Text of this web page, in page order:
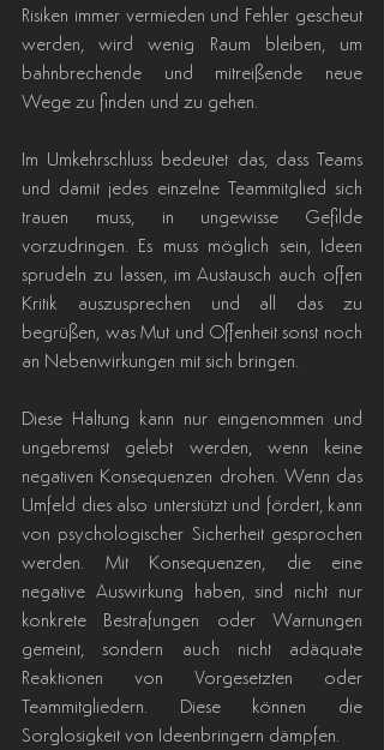
Risiken immer vermieden und Fehler gescheut
werden, wird wenig Raum bleiben, um
bahnbrechende und mitreißende neue
Wege zu finden und zu gehen.
Im Umkehrschluss bedeutet das, dass Teams
und damit jedes einzelne Teammitglied sich
trauen muss, in ungewisse Gefilde
vorzudringen. Es muss möglich sein, Ideen
sprudeln zu lassen, im Austausch auch offen
Kritik auszusprechen und all das zu
begrüßen, was Mut und Offenheit sonst noch
an Nebenwirkungen mit sich bringen.
Diese Haltung kann nur eingenommen und
ungebremst gelebt werden, wenn keine
negativen Konsequenzen drohen. Wenn das
Umfeld dies also unterstützt und fördert, kann
von psychologischer Sicherheit gesprochen
werden. Mit Konsequenzen, die eine
negative Auswirkung haben, sind nicht nur
konkrete Bestrafungen oder Warnungen
gemeint, sondern auch nicht adäquate
Reaktionen von Vorgesetzten oder
Teammitgliedern. Diese können die
Sorglosigkeit von Ideenbringern dämpfen.